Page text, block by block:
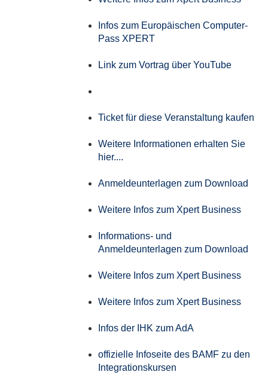
Infos zum Europäischen Computer-
Pass XPERT
Link zum Vortrag über YouTube
Ticket für diese Veranstaltung kaufen
Weitere Informationen erhalten Sie
hier....
Anmeldeunterlagen zum Download
Weitere Infos zum Xpert Business
Informations- und
Anmeldeunterlagen zum Download
Weitere Infos zum Xpert Business
Weitere Infos zum Xpert Business
Infos der IHK zum AdA
offizielle Infoseite des BAMF zu den
Integrationskursen